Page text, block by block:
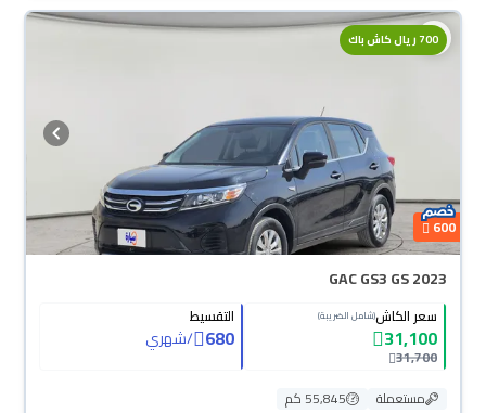
700 ريال كاش باك
600
GAC GS3 GS 2023
سعر الكاش(شامل الضريبة)
31,100
31,700
التقسيط
680
/شهري
مستعملة
55,845 كم